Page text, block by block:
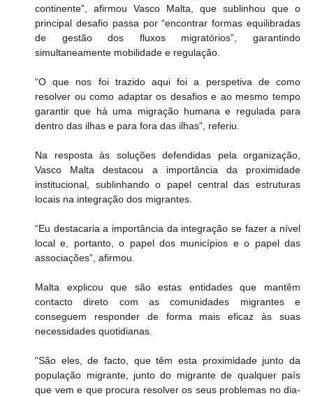
continente”, afirmou Vasco Malta, que sublinhou que o
principal desafio passa por “encontrar formas equilibradas
de gestão dos fluxos migratórios”, garantindo
simultaneamente mobilidade e regulação.
“O que nos foi trazido aqui foi a perspetiva de como
resolver ou como adaptar os desafios e ao mesmo tempo
garantir que há uma migração humana e regulada para
dentro das ilhas e para fora das ilhas”, referiu.
Na resposta às soluções defendidas pela organização,
Vasco Malta destacou a importância da proximidade
institucional, sublinhando o papel central das estruturas
locais na integração dos migrantes.
“Eu destacaria a importância da integração se fazer a nível
local e, portanto, o papel dos municípios e o papel das
associações”, afirmou.
Malta explicou que são estas entidades que mantêm
contacto direto com as comunidades migrantes e
conseguem responder de forma mais eficaz às suas
necessidades quotidianas.
“São eles, de facto, que têm esta proximidade junto da
população migrante, junto do migrante de qualquer país
que vem e que procura resolver os seus problemas no dia-